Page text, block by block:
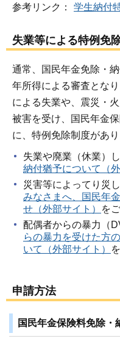
参考リンク： 学生納付
失業等による特例免
通常、国民年金免除・
年所得による審査とな
による失業や、震災・
被害を受け、国民年金
に、特例免除制度があり
失業や廃業（休業）し
納付猶予について（外
災害等によってり災し
みなさまへ、国民年
せ（外部サイト）
を
配偶者からの暴力（
らの暴力を受けた方
いて（外部サイト）
申請方法
国民年金保険料免除・